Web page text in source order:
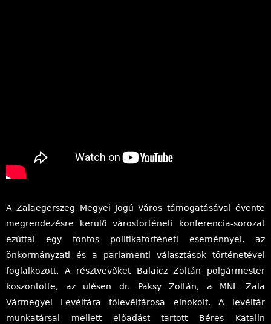
A Zalaegerszeg Megyei Jogú Város támogatásával évente
megrendezésre kerülő várostörténeti konferencia-sorozat
ezúttal egy fontos politikatörténeti eseménnyel, az
önkormányzati és a parlamenti választások történetével
foglalkozott. A résztvevőket Balaicz Zoltán polgármester
köszöntötte, az ülésen dr. Paksy Zoltán, a MNL Zala
Vármegyei Levéltára főlevéltárosa elnökölt. A levéltár
munkatársai mellett előadást tartott Béres Katalin